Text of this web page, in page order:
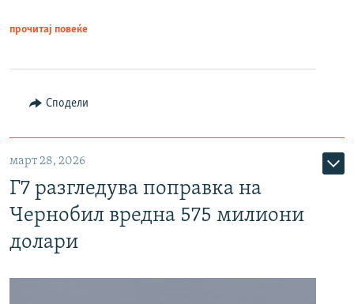
прочитај повеќе
Сподели
март 28, 2026
Г7 разгледува поправка на
Чернобил вредна 575 милиони
долари